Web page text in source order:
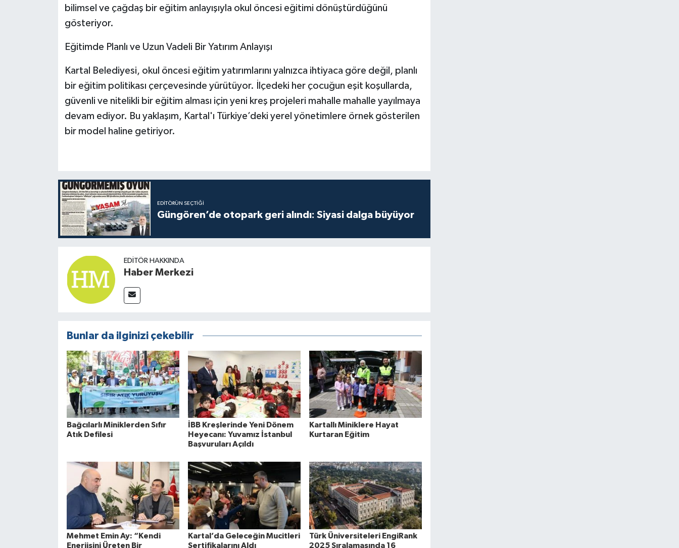
bilimsel ve çağdaş bir eğitim anlayışıyla okul öncesi eğitimi dönüştürdüğünü
gösteriyor.
Eğitimde Planlı ve Uzun Vadeli Bir Yatırım Anlayışı
Kartal Belediyesi, okul öncesi eğitim yatırımlarını yalnızca ihtiyaca göre değil, planlı
bir eğitim politikası çerçevesinde yürütüyor. İlçedeki her çocuğun eşit koşullarda,
güvenli ve nitelikli bir eğitim alması için yeni kreş projeleri mahalle mahalle yayılmaya
devam ediyor. Bu yaklaşım, Kartal'ı Türkiye’deki yerel yönetimlere örnek gösterilen
bir model haline getiriyor.
EDITÖRÜN SEÇTIĞI
Güngören’de otopark geri alındı: Siyasi dalga büyüyor
EDITÖR HAKKINDA
Haber Merkezi
Bunlar da ilginizi çekebilir
Bağcılarlı Miniklerden Sıfır
Atık Defilesi
İBB Kreşlerinde Yeni Dönem
Heyecanı: Yuvamız İstanbul
Başvuruları Açıldı
Kartallı Miniklere Hayat
Kurtaran Eğitim
Mehmet Emin Ay: “Kendi
Enerjisini Üreten Bir
Kartal’da Geleceğin Mucitleri
Sertifikalarını Aldı
Türk Üniversiteleri EngiRank
2025 Sıralamasında 16